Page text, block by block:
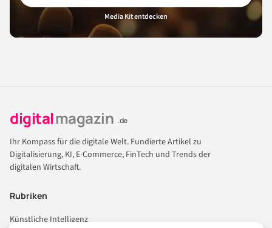
Media Kit entdecken
digitalmagazin .de
Ihr Kompass für die digitale Welt. Fundierte Artikel zu
Digitalisierung, KI, E-Commerce, FinTech und Trends der
digitalen Wirtschaft.
Rubriken
Künstliche Intelligenz